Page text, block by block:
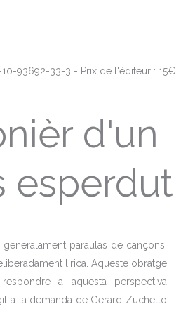
d'un
esperdut
paraulas de cançons,
lirica. Aqueste obratge
a aquesta perspectiva
a la demanda de Gerard Zuchetto
93692-33-3 - Prix de l'éditeur : 15€